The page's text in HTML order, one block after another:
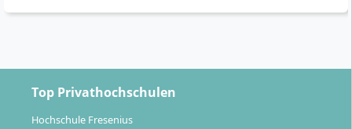
Präsenzworkshops pro Semester. Ideal, wenn du
verankert (inklusive eigenem Praxissemester und
praktischen Teamprojekten).
Dual Plus (duales Studium):
bis zu 42 % deiner Studienzeit im Unternehmen.
Top Privathochschulen
Hochschule Fresenius